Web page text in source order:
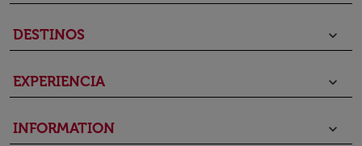
DESTINOS keyboard_arrow_down
EXPERIENCIA keyboard_arrow_down
INFORMATION keyboard_arrow_down